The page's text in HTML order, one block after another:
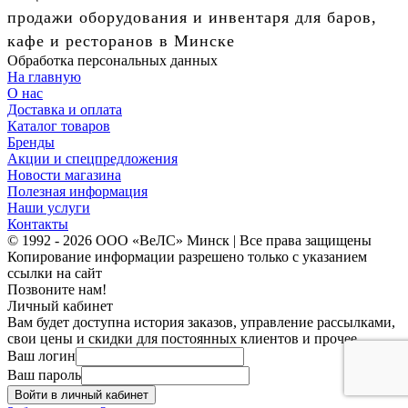
продажи оборудования и инвентаря для баров,
кафе и ресторанов в Минске
Обработка персональных данных
На главную
О нас
Доставка и оплата
Каталог товаров
Бренды
Акции и спецпредложения
Новости магазина
Полезная информация
Наши услуги
Контакты
© 1992 - 2026 ООО «ВеЛС» Минск | Все права защищены
Копирование информации разрешено только с указанием
ссылки на сайт
Позвоните нам!
Личный кабинет
Вам будет доступна история заказов, управление рассылками,
свои цены и скидки для постоянных клиентов и прочее.
Ваш логин
Ваш пароль
Войти в личный кабинет